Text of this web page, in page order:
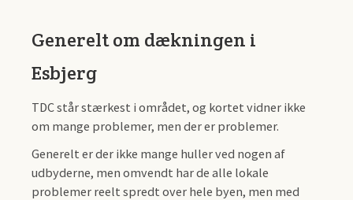
Generelt om dækningen i
Esbjerg
TDC står stærkest i området, og kortet vidner ikke
om mange problemer, men der er problemer.
Generelt er der ikke mange huller ved nogen af
udbyderne, men omvendt har de alle lokale
problemer reelt spredt over hele byen, men med